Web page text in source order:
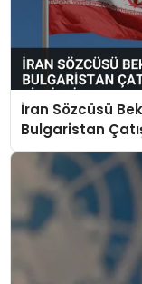
İran Sözcüsü
Bulgaristan
Bildirdi